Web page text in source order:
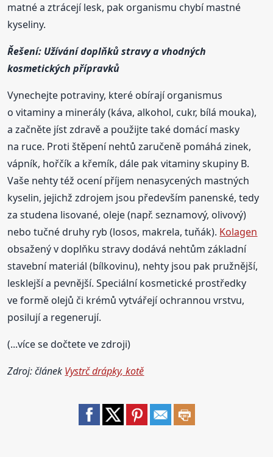
matné a ztrácejí lesk, pak organismu chybí mastné
kyseliny.
Řešení: Užívání doplňků stravy a vhodných
kosmetických přípravků
Vynechejte potraviny, které obírají organismus
o vitaminy a minerály (káva, alkohol, cukr, bílá mouka),
a začněte jíst zdravě a použijte také domácí masky
na ruce. Proti štěpení nehtů zaručeně pomáhá zinek,
vápník, hořčík a křemík, dále pak vitaminy skupiny B.
Vaše nehty též ocení příjem nenasycených mastných
kyselin, jejichž zdrojem jsou především panenské, tedy
za studena lisované, oleje (např. seznamový, olivový)
nebo tučné druhy ryb (losos, makrela, tuňák). Kolagen
obsažený v doplňku stravy dodává nehtům základní
stavební materiál (bílkovinu), nehty jsou pak pružnější,
lesklejší a pevnější. Speciální kosmetické prostředky
ve formě olejů či krémů vytvářejí ochrannou vrstvu,
posilují a regenerují.
(...více se dočtete ve zdroji)
Zdroj: článek Vystrč drápky, kotě